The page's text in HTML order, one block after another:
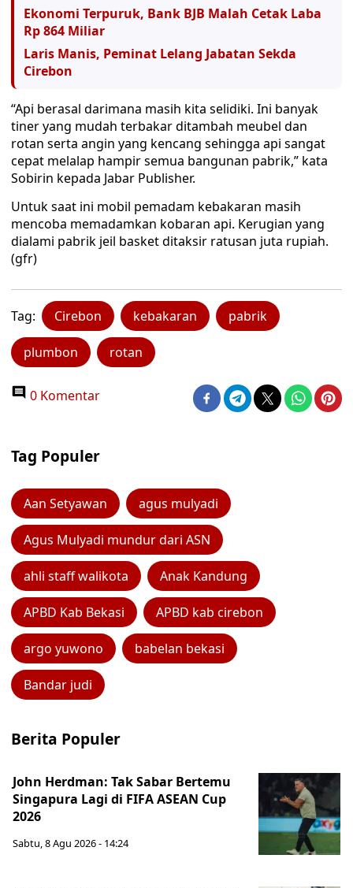
Ekonomi Terpuruk, Bank BJB Malah Cetak Laba
Rp 864 Miliar
Laris Manis, Peminat Lelang Jabatan Sekda
Cirebon
“Api berasal darimana masih kita selidiki. Ini banyak
tiner yang mudah terbakar ditambah meubel dan
rotan serta angin yang kencang sehingga api sangat
cepat melalap hampir semua bangunan pabrik,” kata
Sobirin kepada Jabar Publisher.
Untuk saat ini mobil pemadam kebakaran masih
mencoba memadamkan kobaran api. Kerugian yang
dialami pabrik jeil basket ditaksir ratusan juta rupiah.
(gfr)
Tag: Cirebon kebakaran pabrik
plumbon rotan
0 Komentar
Tag Populer
Aan Setyawan agus mulyadi
Agus Mulyadi mundur dari ASN
ahli staff walikota Anak Kandung
APBD Kab Bekasi APBD kab cirebon
argo yuwono babelan bekasi
Bandar judi
Berita Populer
John Herdman: Tak Sabar Bertemu
Singapura Lagi di FIFA ASEAN Cup
2026
Sabtu, 8 Agu 2026 - 14:24